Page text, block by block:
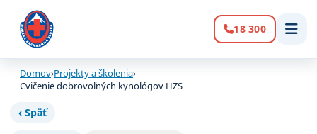
Volanie:
18 300
Domov›Projekty a školenia›
Cvičenie dobrovoľných kynológov HZS
‹ Späť